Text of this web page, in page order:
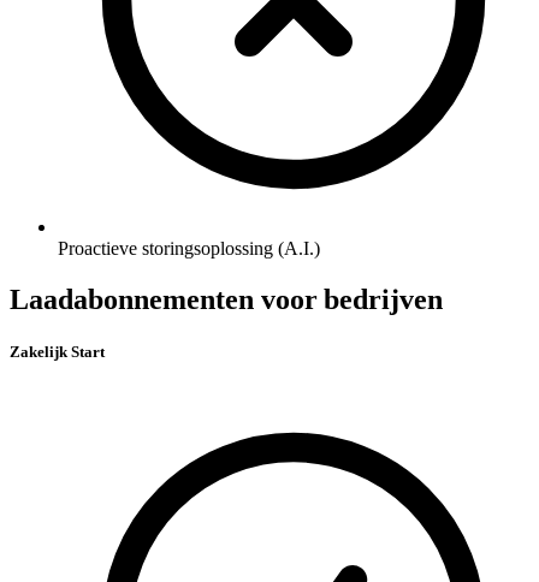
Proactieve storingsoplossing (A.I.)
Laadabonnementen voor bedrijven
Zakelijk Start